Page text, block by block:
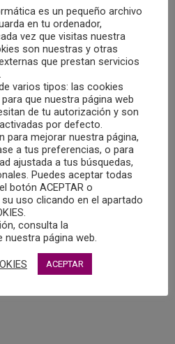
EN UNA NUEVA REUNIÓN
PARA LA PREVENCIÓN
la secretaria del COPCLM,
a la segunda reunión de la
del Suicidio, constituida
es un pequeño archivo
en tu ordenador,
vez que visitas nuestra
son nuestras y otras
que prestan servicios
varios tipos: las cookies
que nuestra página web
de tu autorización y son
por defecto.
para mejorar nuestra página,
a tus preferencias, o para
ajustada a tus búsquedas,
Puedes aceptar todas
botón ACEPTAR o
uso clicando en el apartado
consulta la
nuestra página web.
ACEPTAR